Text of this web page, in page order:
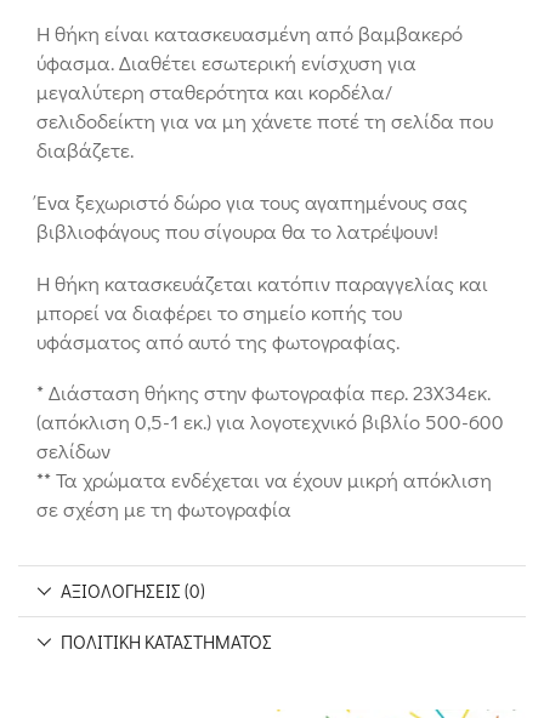
Η θήκη είναι κατασκευασμένη από βαμβακερό
ύφασμα. Διαθέτει εσωτερική ενίσχυση για
μεγαλύτερη σταθερότητα και κορδέλα/
σελιδοδείκτη για να μη χάνετε ποτέ τη σελίδα που
διαβάζετε.
Ένα ξεχωριστό δώρο για τους αγαπημένους σας
βιβλιοφάγους που σίγουρα θα το λατρέψουν!
Η θήκη κατασκευάζεται κατόπιν παραγγελίας και
μπορεί να διαφέρει το σημείο κοπής του
υφάσματος από αυτό της φωτογραφίας.
* Διάσταση θήκης στην φωτογραφία περ. 23Χ34εκ.
(απόκλιση 0,5-1 εκ.) για λογοτεχνικό βιβλίο 500-600
σελίδων
** Τα χρώματα ενδέχεται να έχουν μικρή απόκλιση
σε σχέση με τη φωτογραφία
ΑΞΙΟΛΟΓΉΣΕΙΣ (0)
ΠΟΛΙΤΙΚΉ ΚΑΤΑΣΤΉΜΑΤΟΣ